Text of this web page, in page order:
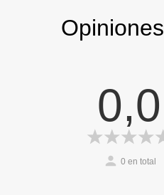
Opiniones
0,0
0 en total